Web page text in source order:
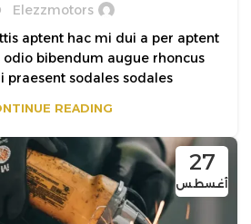
Elezzmotors
aptent hac mi dui a per aptent
odio bibendum augue rhoncus
sodales sodales....
READING
27
أغسطس